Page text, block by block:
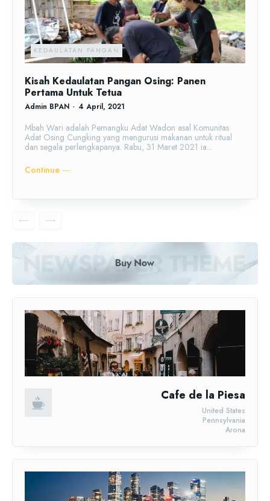
KEDAULATAN PANGAN
Kisah Kedaulatan Pangan Osing: Panen
Pertama Untuk Tetua
Admin BPAN - 4 April, 2021
Mbah Wari adalah Pemangku Adat Wadon asal Komunitas
Adat Osing Cungking yang mengurusi makanan untuk ritual
dan segala perlengkapanya. Rabu, 31 Maret 2021 ia...
Continue ―
Cafe de la Piesa
Arona
Pennsylvania
United States